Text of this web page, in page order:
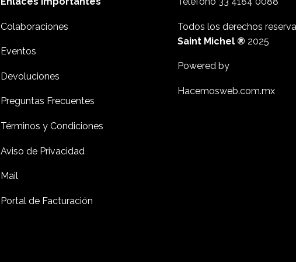
Colaboraciones
Eventos
Devoluciones
Preguntas Frecuentes
Términos y Condiciones
Aviso de Privacidad
Mail
Portal de Facturación
Todos los derechos
Saint Michel ® 2025
Powered by
Hacemosweb.com.mx